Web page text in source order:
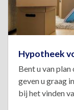
Hypotheek
Bent u van
geven u graag
bij het vinden